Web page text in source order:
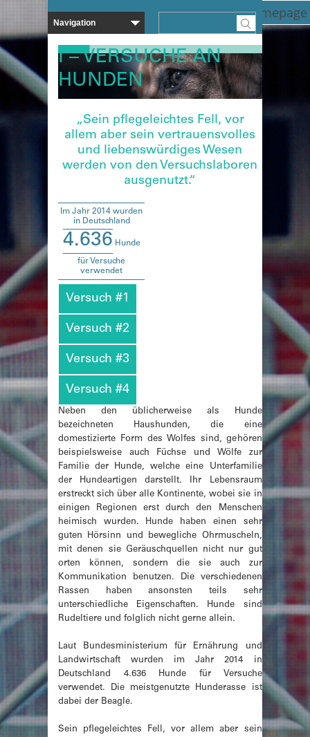
Zurück zur Homepage
I – VERSUCHE AN
HUNDEN
„Sein pflegeleichtes Fell, vor
allem aber sein vertrauensvolles
und liebenswürdiges Wesen
werden von den Versuchslaboren
ausgenutzt.“
Im Jahr 2014 wurden
in Deutschland
4.636 Hunde
für Versuche
verwendet
Versuch #1
Versuch #2
Versuch #3
Versuch #4
Neben den üblicherweise als Hunde
bezeichneten Haushunden, die eine
domestizierte Form des Wolfes sind, gehören
beispielsweise auch Füchse und Wölfe zur
Familie der Hunde, welche eine Unterfamilie
der Hundeartigen darstellt. Ihr Lebensraum
erstreckt sich über alle Kontinente, wobei sie in
einigen Regionen erst durch den Menschen
heimisch wurden. Hunde haben einen sehr
guten Hörsinn und bewegliche Ohrmuscheln,
mit denen sie Geräuschquellen nicht nur gut
orten können, sondern die sie auch zur
Kommunikation benutzen. Die verschiedenen
Rassen haben ansonsten teils sehr
unterschiedliche Eigenschaften. Hunde sind
Rudeltiere und folglich nicht gerne allein.
Laut Bundesministerium für Ernährung und
Landwirtschaft wurden im Jahr 2014 in
Deutschland 4.636 Hunde für Versuche
verwendet. Die meistgenutzte Hunderasse ist
dabei der Beagle.
Sein pflegeleichtes Fell, vor allem aber sein